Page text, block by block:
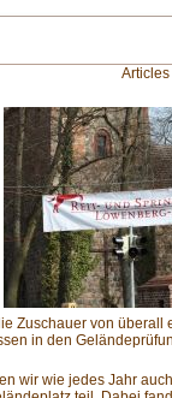
Articles
Zuschauer von überall
in den
wir wie jedes Jahr